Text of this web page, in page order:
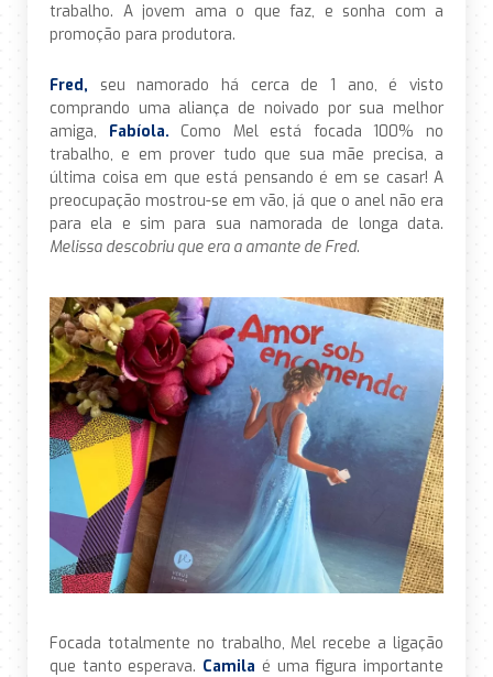
trabalho. A jovem ama o que faz, e sonha com a
promoção para produtora.
Fred, seu namorado há cerca de 1 ano, é visto
comprando uma aliança de noivado por sua melhor
amiga, Fabíola. Como Mel está focada 100% no
trabalho, e em prover tudo que sua mãe precisa, a
última coisa em que está pensando é em se casar! A
preocupação mostrou-se em vão, já que o anel não era
para ela e sim para sua namorada de longa data.
Melissa descobriu que era a amante de Fred.
Focada totalmente no trabalho, Mel recebe a ligação
que tanto esperava. Camila é uma figura importante